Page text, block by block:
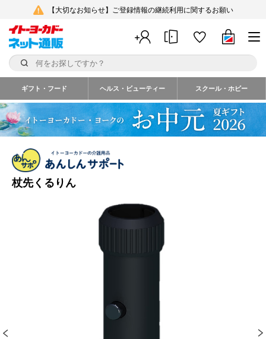
【大切なお知らせ】ご登録情報の継続利用に関するお願い
ギフト・フード ヘルス・ビューティー スクール・ホビー
杖先くるりん